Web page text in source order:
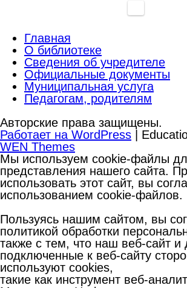
Главная
О библиотеке
Сведения об учредителе
Официальные документы
Муниципальная услуга
Педагогам, родителям
Авторские права защищены.
Работает на WordPress |
WEN Themes
Мы используем cookie-файлы
представления нашего сайта.
использовать этот сайт, вы
использованием cookie-файлов.
Пользуясь нашим сайтом, вы
политикой обработки
также с тем, что наш веб-сайт и
подключенные к веб-сайту
используют cookies,
такие как инструмент веб-